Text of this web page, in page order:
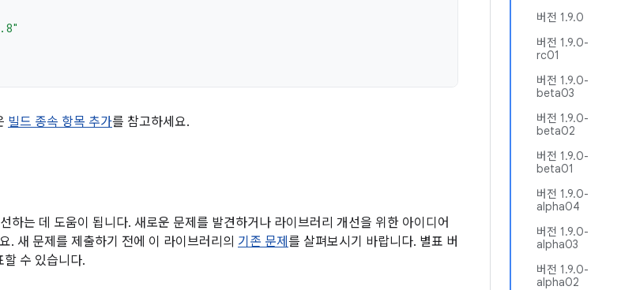
버전 1.9.0
버전 1.9.0-
rc01
버전 1.9.0-
beta03
버전 1.9.0-
beta02
버전 1.9.0-
beta01
버전 1.9.0-
alpha04
버전 1.9.0-
alpha03
버전 1.9.0-
alpha02
빌드 종속 항목 추가를 참고하세요.
하는 데 도움이 됩니다. 새로운 문제를 발견하거나 라이브러리 개선을 위한 아이디어
. 새 문제를 제출하기 전에 이 라이브러리의 기존 문제 를 살펴보시기 바랍니다. 별표 버
수 있습니다.